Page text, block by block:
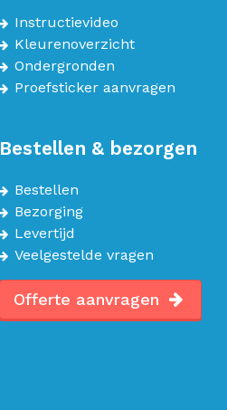
Instructievideo
Kleurenoverzicht
Ondergronden
Proefsticker aanvragen
Bestellen & bezorgen
Bestellen
Bezorging
Levertijd
Veelgestelde vragen
Offerte aanvragen